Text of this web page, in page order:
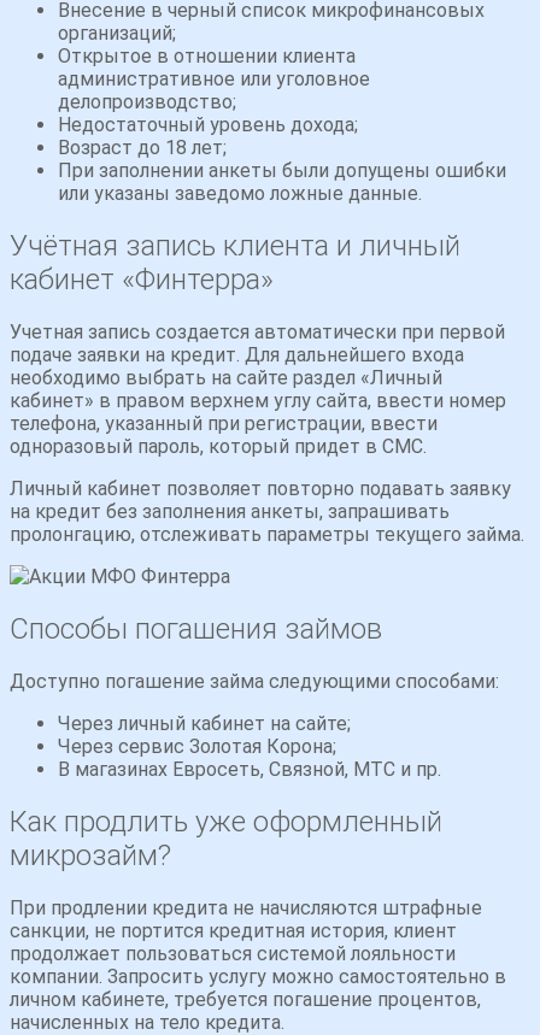
Внесение в черный список микрофинансовых
организаций;
Открытое в отношении клиента
административное или уголовное
делопроизводство;
Недостаточный уровень дохода;
Возраст до 18 лет;
При заполнении анкеты были допущены ошибки
или указаны заведомо ложные данные.
Учётная запись клиента и личный
кабинет «Финтерра»
Учетная запись создается автоматически при первой
подаче заявки на кредит. Для дальнейшего входа
необходимо выбрать на сайте раздел «Личный
кабинет» в правом верхнем углу сайта, ввести номер
телефона, указанный при регистрации, ввести
одноразовый пароль, который придет в СМС.
Личный кабинет позволяет повторно подавать заявку
на кредит без заполнения анкеты, запрашивать
пролонгацию, отслеживать параметры текущего займа.
Способы погашения займов
Доступно погашение займа следующими способами:
Через личный кабинет на сайте;
Через сервис Золотая Корона;
В магазинах Евросеть, Связной, МТС и пр.
Как продлить уже оформленный
микрозайм?
При продлении кредита не начисляются штрафные
санкции, не портится кредитная история, клиент
продолжает пользоваться системой лояльности
компании. Запросить услугу можно самостоятельно в
личном кабинете, требуется погашение процентов,
начисленных на тело кредита.